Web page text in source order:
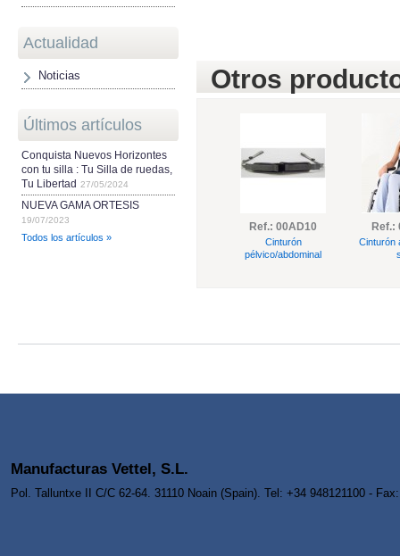
Actualidad
Noticias
Últimos artículos
Conquista Nuevos Horizontes
con tu silla : Tu Silla de ruedas,
Tu Libertad
27/05/2024
NUEVA GAMA ORTESIS
19/07/2023
Todos los artículos »
Otros
Ref.: 00AD10
Cinturón
pélvico/abdominal
Ref.:
Cinturón
Manufacturas Vettel, S.L.
Pol. Talluntxe II C/C 62-64. 31110 Noain (Spain). Tel: +34 948121100 -